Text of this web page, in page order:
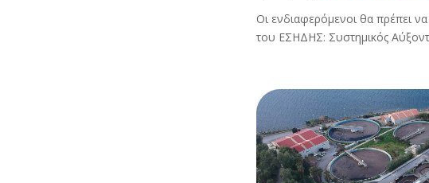
Οι ενδιαφερόμενοι θα πρέπει
του ΕΣΗΔΗΣ: Συστημικός